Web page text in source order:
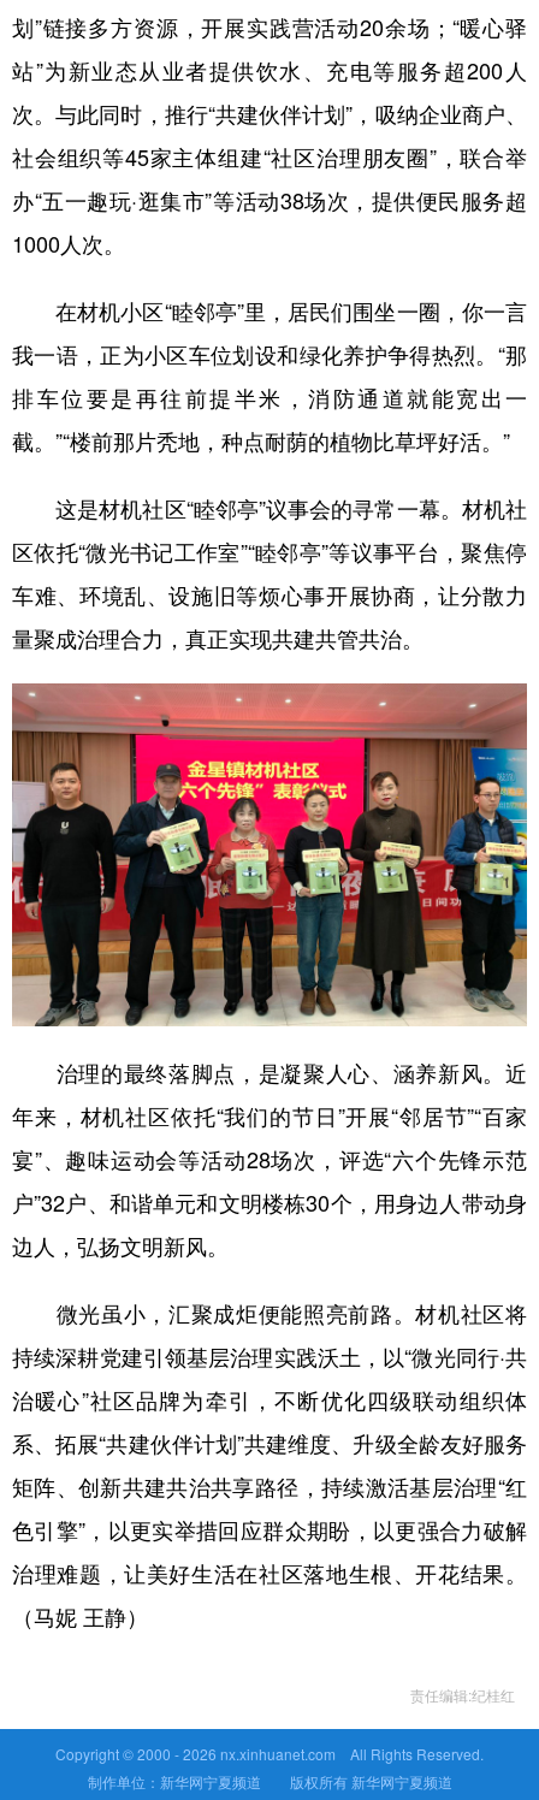
划”链接多方资源，开展实践营活动20余场；“暖心驿
站”为新业态从业者提供饮水、充电等服务超200人
次。与此同时，推行“共建伙伴计划”，吸纳企业商户、
社会组织等45家主体组建“社区治理朋友圈”，联合举
办“五一趣玩·逛集市”等活动38场次，提供便民服务超
1000人次。
在材机小区“睦邻亭”里，居民们围坐一圈，你一言
我一语，正为小区车位划设和绿化养护争得热烈。“那
排车位要是再往前提半米，消防通道就能宽出一
截。”“楼前那片秃地，种点耐荫的植物比草坪好活。”
这是材机社区“睦邻亭”议事会的寻常一幕。材机社
区依托“微光书记工作室”“睦邻亭”等议事平台，聚焦停
车难、环境乱、设施旧等烦心事开展协商，让分散力
量聚成治理合力，真正实现共建共管共治。
治理的最终落脚点，是凝聚人心、涵养新风。近
年来，材机社区依托“我们的节日”开展“邻居节”“百家
宴”、趣味运动会等活动28场次，评选“六个先锋示范
户”32户、和谐单元和文明楼栋30个，用身边人带动身
边人，弘扬文明新风。
微光虽小，汇聚成炬便能照亮前路。材机社区将
持续深耕党建引领基层治理实践沃土，以“微光同行·共
治暖心”社区品牌为牵引，不断优化四级联动组织体
系、拓展“共建伙伴计划”共建维度、升级全龄友好服务
矩阵、创新共建共治共享路径，持续激活基层治理“红
色引擎”，以更实举措回应群众期盼，以更强合力破解
治理难题，让美好生活在社区落地生根、开花结果。
（马妮 王静）
责任编辑:纪桂红
Copyright © 2000 -2026 nx.xinhuanet.com All Rights Reserved.
制作单位：新华网宁夏频道 版权所有 新华网宁夏频道